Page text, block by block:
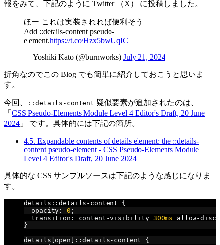
報をみて、下記のように Twitter （X） に投稿しました。
ほー これは実装されれば便利そう
Add ::details-content pseudo-
element.https://t.co/Hzx5bwUqIC
— Yoshiki Kato (@burnworks) July 21, 2024
折角なのでこの Blog でも簡単に紹介しておこうと思いま
す。
今回、 ::details-content 疑似要素が追加されたのは、
「 CSS Pseudo-Elements Module Level 4 Editor's Draft, 20 June
2024 」 です。具体的には下記の箇所。
4.5. Expandable contents of details element: the ::details-
content pseudo-element - CSS Pseudo-Elements Module
Level 4 Editor's Draft, 20 June 2024
具体的な CSS サンプルソースは下記のような感じになりま
す。
details :: details - content {
  opacity
: 0 ;
  transition
: content -visibility 300ms allow-
}
details [ open ]:: details - content {